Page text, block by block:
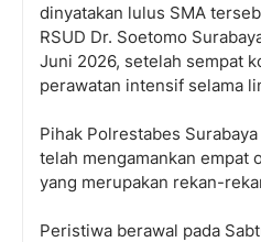
dinyatakan lulus SMA
RSUD Dr. Soetomo
Juni 2026, setelah sempat
perawatan intensif selama
Pihak Polrestabes
telah mengamankan empat
yang merupakan rekan-
Peristiwa berawal pada